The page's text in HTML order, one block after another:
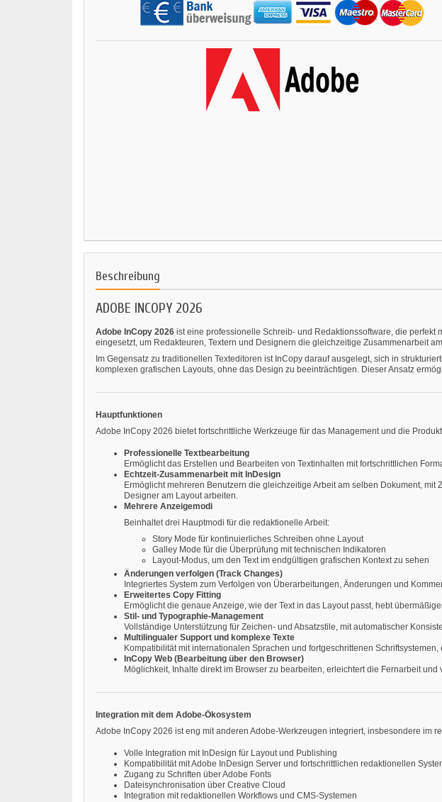
Beschreibung
ADOBE INCOPY 2026
Adobe InCopy 2026 ist eine professionelle Schreib- und Redaktionssoftware, die
eingesetzt, um Redakteuren, Textern und Designern die gleichzeitige Zusammenarbeit
Im Gegensatz zu traditionellen Texteditoren ist InCopy darauf ausgelegt, sich in
komplexen grafischen Layouts, ohne das Design zu beeinträchtigen. Dieser Ansatz
Hauptfunktionen
Adobe InCopy 2026 bietet fortschrittliche Werkzeuge für das Management und die
Professionelle Textbearbeitung
Ermöglicht das Erstellen und Bearbeiten von Textinhalten mit fortschrittlichen
Echtzeit-Zusammenarbeit mit InDesign
Ermöglicht mehreren Benutzern die gleichzeitige Arbeit am selben Dokument,
Designer am Layout arbeiten.
Mehrere Anzeigemodi
Beinhaltet drei Hauptmodi für die redaktionelle Arbeit:
Story Mode für kontinuierliches Schreiben ohne Layout
Galley Mode für die Überprüfung mit technischen Indikatoren
Layout-Modus, um den Text im endgültigen grafischen Kontext zu sehen
Änderungen verfolgen (Track Changes)
Integriertes System zum Verfolgen von Überarbeitungen, Änderungen und
Erweitertes Copy Fitting
Ermöglicht die genaue Anzeige, wie der Text in das Layout passt, hebt
Stil- und Typographie-Management
Vollständige Unterstützung für Zeichen- und Absatzstile, mit automatischer
Multilingualer Support und komplexe Texte
Kompatibilität mit internationalen Sprachen und fortgeschrittenen
InCopy Web (Bearbeitung über den Browser)
Möglichkeit, Inhalte direkt im Browser zu bearbeiten, erleichtert die Fernarbeit und
Integration mit dem Adobe-Ökosystem
Adobe InCopy 2026 ist eng mit anderen Adobe-Werkzeugen integriert, insbesondere im
Volle Integration mit InDesign für Layout und Publishing
Kompatibilität mit Adobe InDesign Server und fortschrittlichen redaktionellen
Zugang zu Schriften über Adobe Fonts
Dateisynchronisation über Creative Cloud
Integration mit redaktionellen Workflows und CMS-Systemen